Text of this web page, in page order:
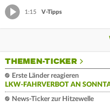
1:15 V-Tipps
THEMEN-TICKER
Erste Länder reagieren
LKW-FAHRVERBOT AN
News-Ticker zur Hitzewelle